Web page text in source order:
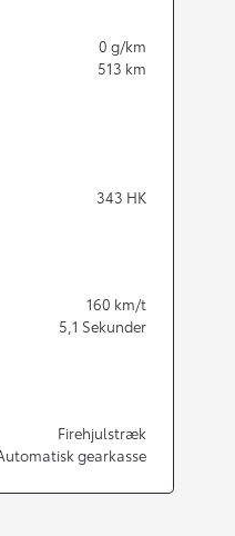
0 g/km
513 km
343 HK
160 km/t
5,1 Sekunder
Firehjulstræk
gearkasse